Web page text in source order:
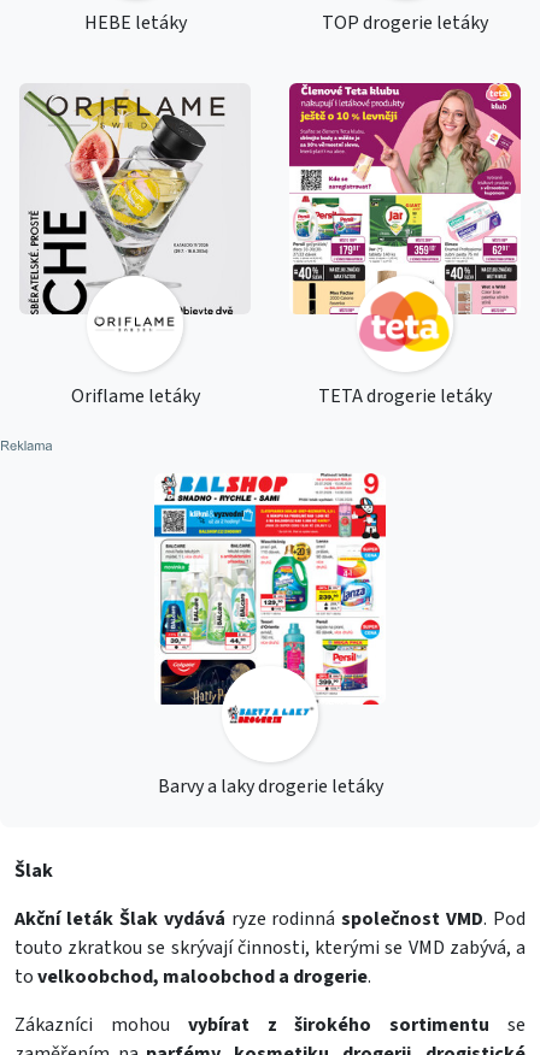
HEBE letáky TOP drogerie letáky
Oriflame letáky TETA drogerie letáky
Barvy a laky drogerie letáky
Šlak
Akční leták Šlak vydává ryze rodinnáspolečnost VMD. Pod
touto zkratkou se skrývají činnosti, kterými se VMD zabývá, a
tovelkoobchod, maloobchod a drogerie.
Zákazníci mohou vybírat z širokého sortimentu se